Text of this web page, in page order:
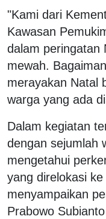
"Kami dari
Kawasan
dalam peringatan
mewah.
merayakan Natal
warga yang ada
Dalam kegiatan
dengan sejumlah
mengetahui
yang direlokasi
menyampaikan
Prabowo